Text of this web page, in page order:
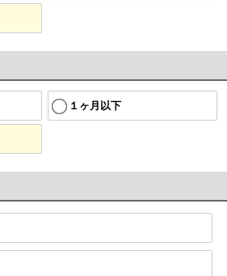
１ヶ月以下